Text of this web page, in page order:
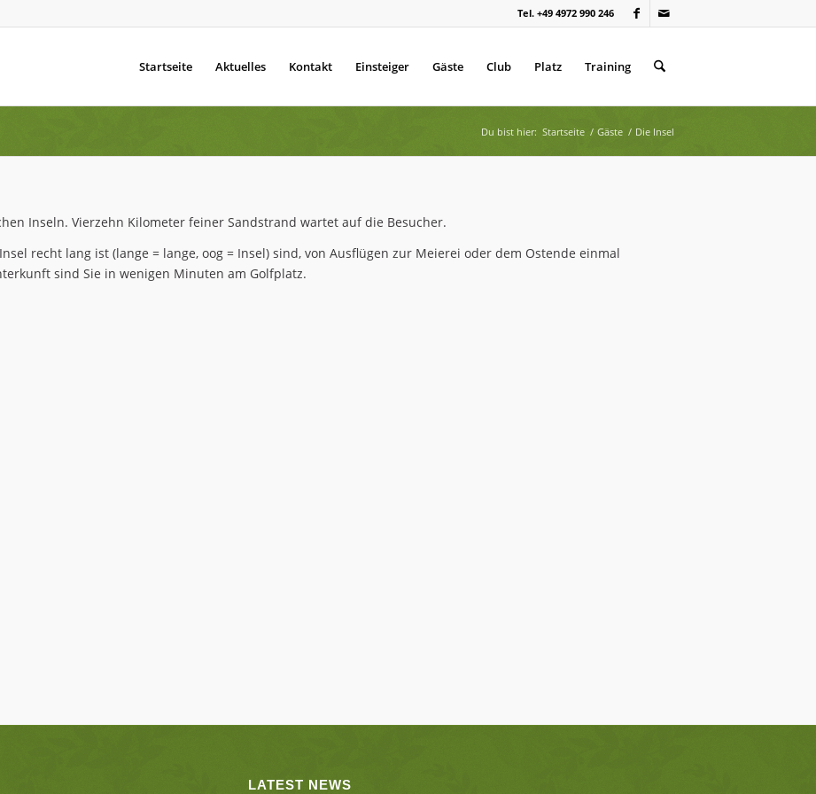
Tel. +49 4972 990 246
Startseite Aktuelles Kontakt Einsteiger Gäste Club Platz Training
Du bist hier: Startseite / Gäste / Die Insel
Inseln. Vierzehn Kilometer feiner Sandstrand wartet auf die Besucher.
recht lang ist (lange = lange, oog = Insel) sind, von Ausflügen zur Meierei oder dem Ostende einmal
sind Sie in wenigen Minuten am Golfplatz.
LATEST NEWS